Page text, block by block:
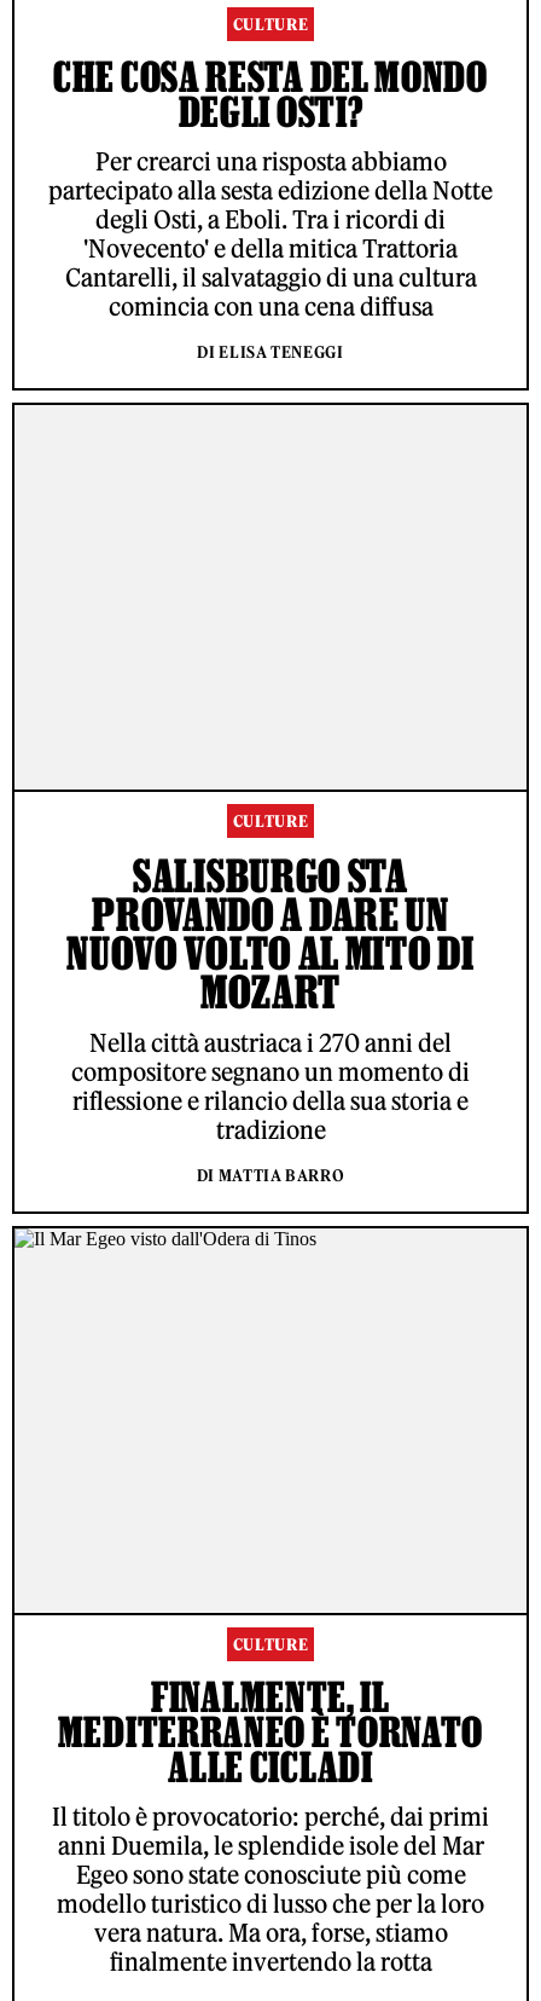
CULTURE
CHE COSA RESTA DEL MONDO
DEGLI OSTI?
Per crearci una risposta abbiamo
partecipato alla sesta edizione della Notte
degli Osti, a Eboli. Tra i ricordi di
'Novecento' e della mitica Trattoria
Cantarelli, il salvataggio di una cultura
comincia con una cena diffusa
DI ELISA TENEGGI
CULTURE
SALISBURGO STA
PROVANDO A DARE UN
NUOVO VOLTO AL MITO DI
MOZART
Nella città austriaca i 270 anni del
compositore segnano un momento di
riflessione e rilancio della sua storia e
tradizione
DI MATTIA BARRO
CULTURE
FINALMENTE, IL
MEDITERRANEO È TORNATO
ALLE CICLADI
Il titolo è provocatorio: perché, dai primi
anni Duemila, le splendide isole del Mar
Egeo sono state conosciute più come
modello turistico di lusso che per la loro
vera natura. Ma ora, forse, stiamo
finalmente invertendo la rotta